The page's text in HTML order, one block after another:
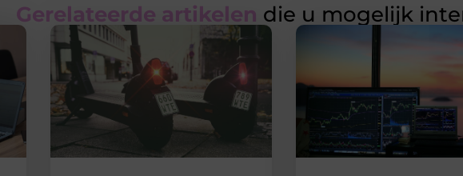
Gerelateerde artikelen die u mogelijk